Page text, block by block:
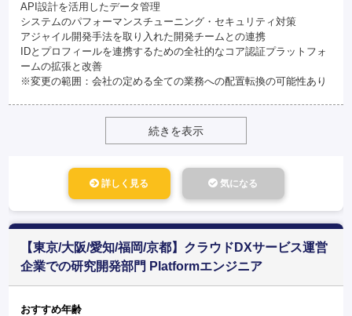
API設計を活用したデータ管理
システムのパフォーマンスチューニング・セキュリティ対策
アジャイル開発手法を取り入れた開発チームとの連携
IDとプロフィールを連携するための全社的なコア認証プラットフォ
ームの拡張と改善
※変更の範囲：会社の定める全ての業務への配置転換の可能性あり
続きを表示
詳しく見る 気になる
【東京/大阪/愛知/福岡/京都】クラウドDXサービス運営
企業での研究開発部門 Platformエンジニア
おすすめ年齢